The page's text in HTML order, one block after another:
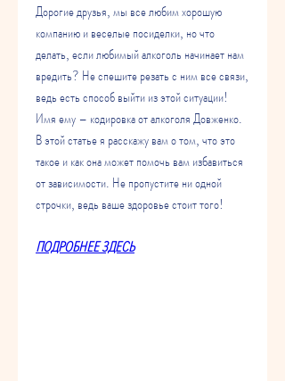
Дорогие друзья, мы все любим хорошую
компанию и веселые посиделки, но что
делать, если любимый алкоголь начинает нам
вредить? Не спешите резать с ним все связи,
ведь есть способ выйти из этой ситуации!
Имя ему – кодировка от алкоголя Довженко.
В этой статье я расскажу вам о том, что это
такое и как она может помочь вам избавиться
от зависимости. Не пропустите ни одной
строчки, ведь ваше здоровье стоит того!
ПОДРОБНЕЕ ЗДЕСЬ